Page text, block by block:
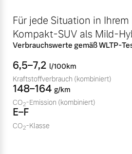
Fahrzeug konfigurieren
Sofort verfügbare Fahrzeuge
Volvo Selekt
Mehr
Entdecken
Mehr
Für jede Situation in
Kompakt-SUV als Mild-
Verbrauchswerte gemäß WLTP-
6,5–7,2 l/100km
Kraftstoffverbrauch (kombiniert)
148–164 g/km
CO2-Emission (kombiniert)
E–F
CO2-Klasse